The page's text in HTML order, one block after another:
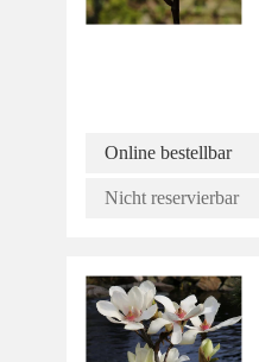
Online bestellbar
Nicht reservierbar